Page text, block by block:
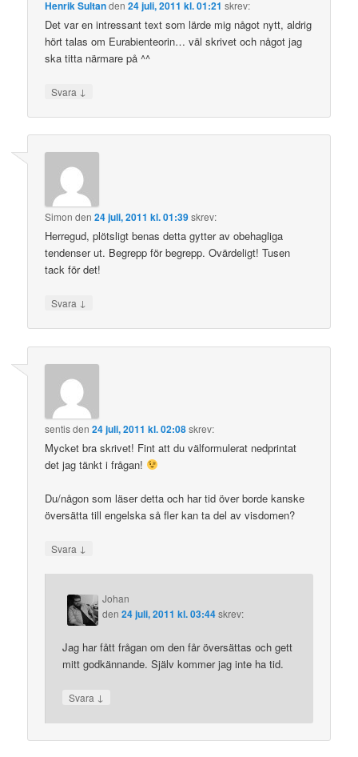
Henrik Sultanden24 juli, 2011 kl. 01:21 skrev:
Det var en intressant text som lärde mig något nytt, aldrig
hört talas om Eurabienteorin… väl skrivet och något jag
ska titta närmare på ^^
Svara ↓
Simon den24 juli, 2011 kl. 01:39skrev:
Herregud, plötsligt benas detta gytter av obehagliga
tendenser ut. Begrepp för begrepp. Ovärdeligt! Tusen
tack för det!
Svara ↓
sentisden24 juli, 2011 kl. 02:08skrev:
Mycket bra skrivet! Fint att du välformulerat nedprintat
det jag tänkt i frågan!
Du/någon som läser detta och har tid över borde kanske
översätta till engelska så fler kan ta del av visdomen?
Svara ↓
Johan
den24 juli, 2011 kl. 03:44skrev:
Jag har fått frågan om den får översättas och gett
mitt godkännande. Själv kommer jag inte ha tid.
Svara ↓